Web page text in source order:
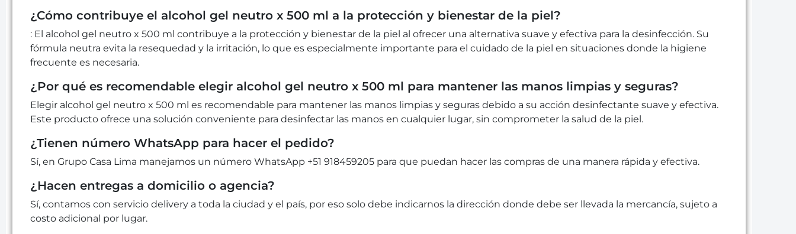
¿Cómo contribuye el alcohol gel neutro x 500 ml a la protección y bienestar de la piel?
: El alcohol gel neutro x 500 ml contribuye a la protección y bienestar de la piel al ofrecer una alternativa suave y efectiva para la desinfección. Su
fórmula neutra evita la resequedad y la irritación, lo que es especialmente importante para el cuidado de la piel en situaciones donde la higiene
frecuente es necesaria.
¿Por qué es recomendable elegir alcohol gel neutro x 500 ml para mantener las manos limpias y seguras?
Elegir alcohol gel neutro x 500 ml es recomendable para mantener las manos limpias y seguras debido a su acción desinfectante suave y efectiva.
Este producto ofrece una solución conveniente para desinfectar las manos en cualquier lugar, sin comprometer la salud de la piel.
¿Tienen número WhatsApp para hacer el pedido?
Sí, en Grupo Casa Lima manejamos un número WhatsApp +51 918459205 para que puedan hacer las compras de una manera rápida y efectiva.
¿Hacen entregas a domicilio o agencia?
Sí, contamos con servicio delivery a toda la ciudad y el país, por eso solo debe indicarnos la dirección donde debe ser llevada la mercancía, sujeto a
costo adicional por lugar.